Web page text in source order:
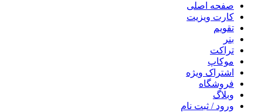
صفحه اصلی
کارت ویزیت
تقویم
بنر
تراکت
موکاپ
اشتراک ویژه
فروشگاه
وبلاگ
ورود / ثبت نام